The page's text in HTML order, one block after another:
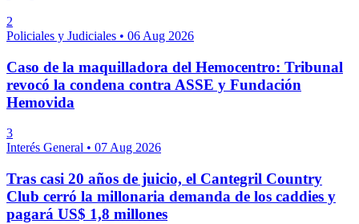
2
Policiales y Judiciales • 06 Aug 2026
Caso de la maquilladora del Hemocentro: Tribunal
revocó la condena contra ASSE y Fundación
Hemovida
3
Interés General • 07 Aug 2026
Tras casi 20 años de juicio, el Cantegril Country
Club cerró la millonaria demanda de los caddies y
pagará US$ 1,8 millones